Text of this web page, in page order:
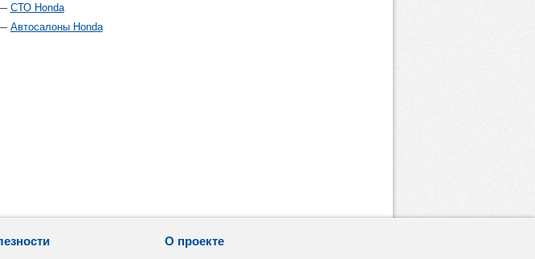
СТО Honda
Автосалоны Honda
О проекте